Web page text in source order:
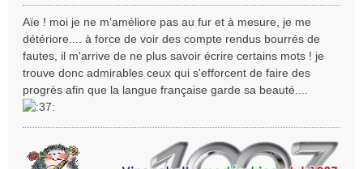
e
s
s
g
e
Aïe ! moi je ne m'améliore pas au fur et à mesure, je me
détériore.... à force de voir des compte rendus bourrés de
fautes, il m'arrive de ne plus savoir écrire certains mots ! je
trouve donc admirables ceux qui s'efforcent de faire des
progrès afin que la langue française garde sa beauté....